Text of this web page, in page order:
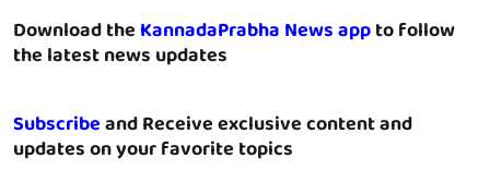
Download theKannadaPrabha News appto follow
the latest news updates
Subscribeand Receive exclusive content and
updates on your favorite topics